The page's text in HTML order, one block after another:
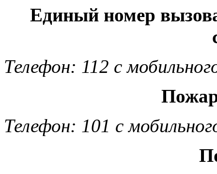
Единый номер
Телефон: 112 с
Телефон: 101 с